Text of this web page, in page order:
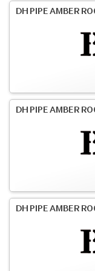
DH PIPE AMBER
DH PIPE AMBER
DH PIPE AMBER